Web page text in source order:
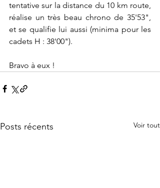
tentative sur la distance du 10 km route,
réalise un très beau chrono de 35'53",
et se qualifie lui aussi (minima pour les
cadets H : 38'00").
Bravo à eux !
Posts récents Voir tout